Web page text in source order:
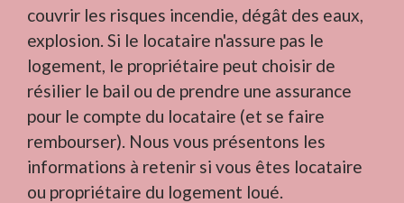
couvrir les risques incendie, dégât des eaux,
explosion. Si le locataire n'assure pas le
logement, le propriétaire peut choisir de
résilier le bail ou de prendre une assurance
pour le compte du locataire (et se faire
rembourser). Nous vous présentons les
informations à retenir si vous êtes locataire
ou propriétaire du logement loué.